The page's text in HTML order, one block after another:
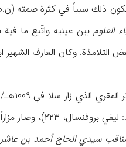
ذلك سبباً في كثرة صمته
العلومبین عینیه واتّبع ما
التلامذة. وكان العارف
جذوة، ۱۵۳؛ المقري، ن.ص).
سیدي الحاج أحمد بن